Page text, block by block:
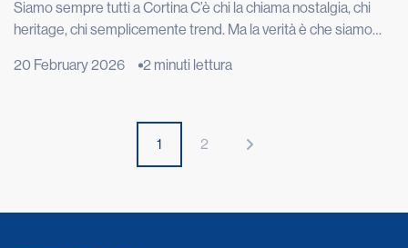
Siamo sempre tutti a Cortina C’è chi la chiama nostalgia, chi
heritage, chi semplicemente trend. Ma la verità è che siamo
fa, quando Kristian Ghedina, rockstar della discesa libera che
20 February 2026 2 minuti lettura
1 2